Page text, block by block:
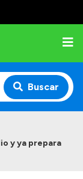
Buscar
y ya prepara